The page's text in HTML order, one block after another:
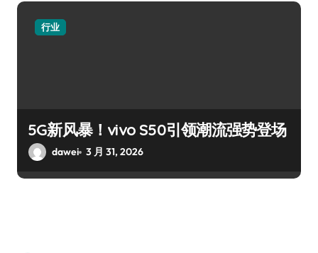
行业
5G新风暴！vivo S50引领潮流强势登场
dawei 3 月 31, 2026